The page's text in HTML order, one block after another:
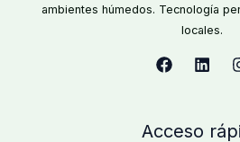
ambientes húmedos. Tecnología
locales.
Acceso